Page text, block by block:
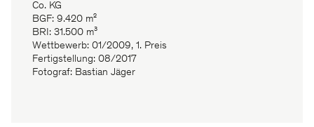
Co. KG
BGF: 9.420 m²
BRI: 31.500 m³
Wettbewerb: 01/2009, 1. Preis
Fertigstellung: 08/2017
Fotograf: Bastian Jäger